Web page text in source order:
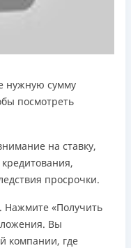
нужную сумму
посмотреть
на ставку,
просрочки.
Нажмите «Получить
Вы
компании, где